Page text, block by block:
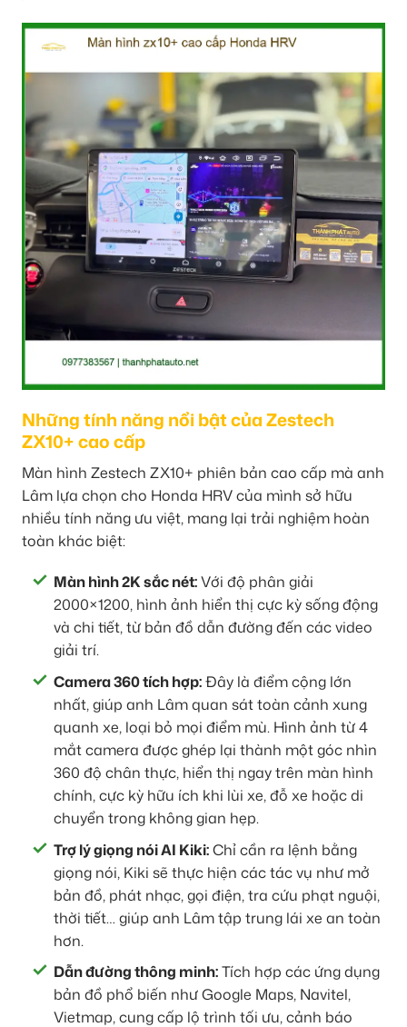
Những tính năng nổi bật của Zestech
ZX10+ cao cấp
Màn hình Zestech ZX10+ phiên bản cao cấp mà anh
Lâm lựa chọn cho Honda HRV của mình sở hữu
nhiều tính năng ưu việt, mang lại trải nghiệm hoàn
toàn khác biệt:
Màn hình 2K sắc nét:Với độ phân giải
2000×1200, hình ảnh hiển thị cực kỳ sống động
và chi tiết, từ bản đồ dẫn đường đến các video
giải trí.
Camera 360 tích hợp:Đây là điểm cộng lớn
nhất, giúp anh Lâm quan sát toàn cảnh xung
quanh xe, loại bỏ mọi điểm mù. Hình ảnh từ 4
mắt camera được ghép lại thành một góc nhìn
360 độ chân thực, hiển thị ngay trên màn hình
chính, cực kỳ hữu ích khi lùi xe, đỗ xe hoặc di
chuyển trong không gian hẹp.
Trợ lý giọng nói AI Kiki:Chỉ cần ra lệnh bằng
giọng nói, Kiki sẽ thực hiện các tác vụ như mở
bản đồ, phát nhạc, gọi điện, tra cứu phạt nguội,
thời tiết… giúp anh Lâm tập trung lái xe an toàn
hơn.
Dẫn đường thông minh:Tích hợp các ứng dụng
bản đồ phổ biến như Google Maps, Navitel,
Vietmap, cung cấp lộ trình tối ưu, cảnh báo